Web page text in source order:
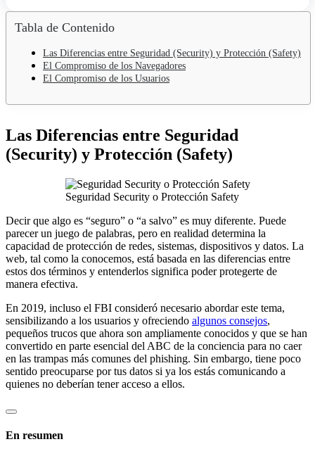
Tabla de Contenido
Las Diferencias entre Seguridad (Security) y Protección (Safety)
El Compromiso de los Navegadores
El Compromiso de los Usuarios
Las Diferencias entre Seguridad
(Security) y Protección (Safety)
Seguridad Security o Protección Safety
Decir que algo es “seguro” o “a salvo” es muy diferente. Puede
parecer un juego de palabras, pero en realidad determina la
capacidad de protección de redes, sistemas, dispositivos y datos. La
web, tal como la conocemos, está basada en las diferencias entre
estos dos términos y entenderlos significa poder protegerte de
manera efectiva.
En 2019, incluso el FBI consideró necesario abordar este tema,
sensibilizando a los usuarios y ofreciendo algunos consejos,
pequeños trucos que ahora son ampliamente conocidos y que se han
convertido en parte esencial del ABC de la conciencia para no caer
en las trampas más comunes del phishing. Sin embargo, tiene poco
sentido preocuparse por tus datos si ya los estás comunicando a
quienes no deberían tener acceso a ellos.
En resumen